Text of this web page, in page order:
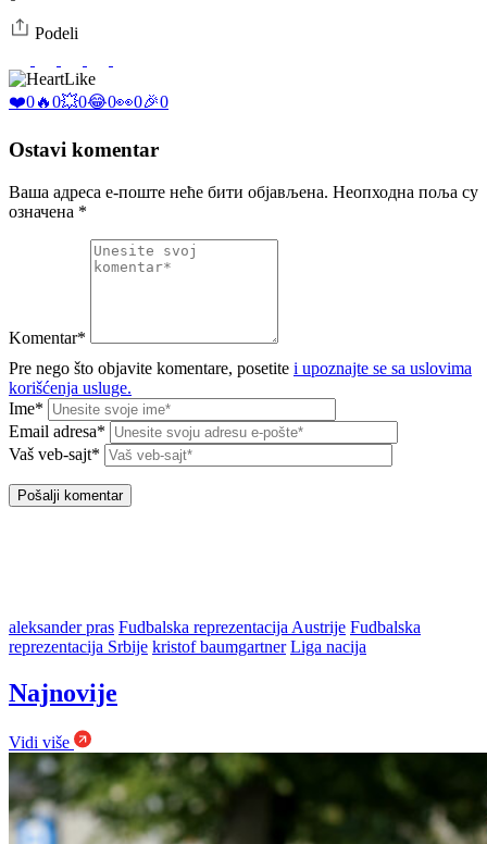
Podeli
Like
❤️0🔥0💥0😂0👀0🎉0
Ostavi komentar
Ваша адреса е-поште неће бити објављена. Неопходна поља су
означена *
Komentar*
Pre nego što objavite komentare, posetite i upoznajte se sa uslovima
korišćenja usluge.
Ime*
Email adresa*
Vaš veb-sajt*
aleksander pras Fudbalska reprezentacija Austrije Fudbalska
reprezentacija Srbije kristof baumgartner Liga nacija
Najnovije
Vidi više